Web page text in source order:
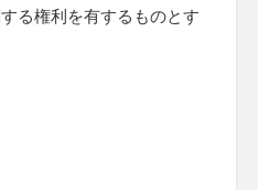
る権利を有するものとす